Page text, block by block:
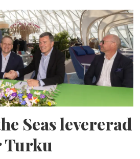
Seas levererad
Turku